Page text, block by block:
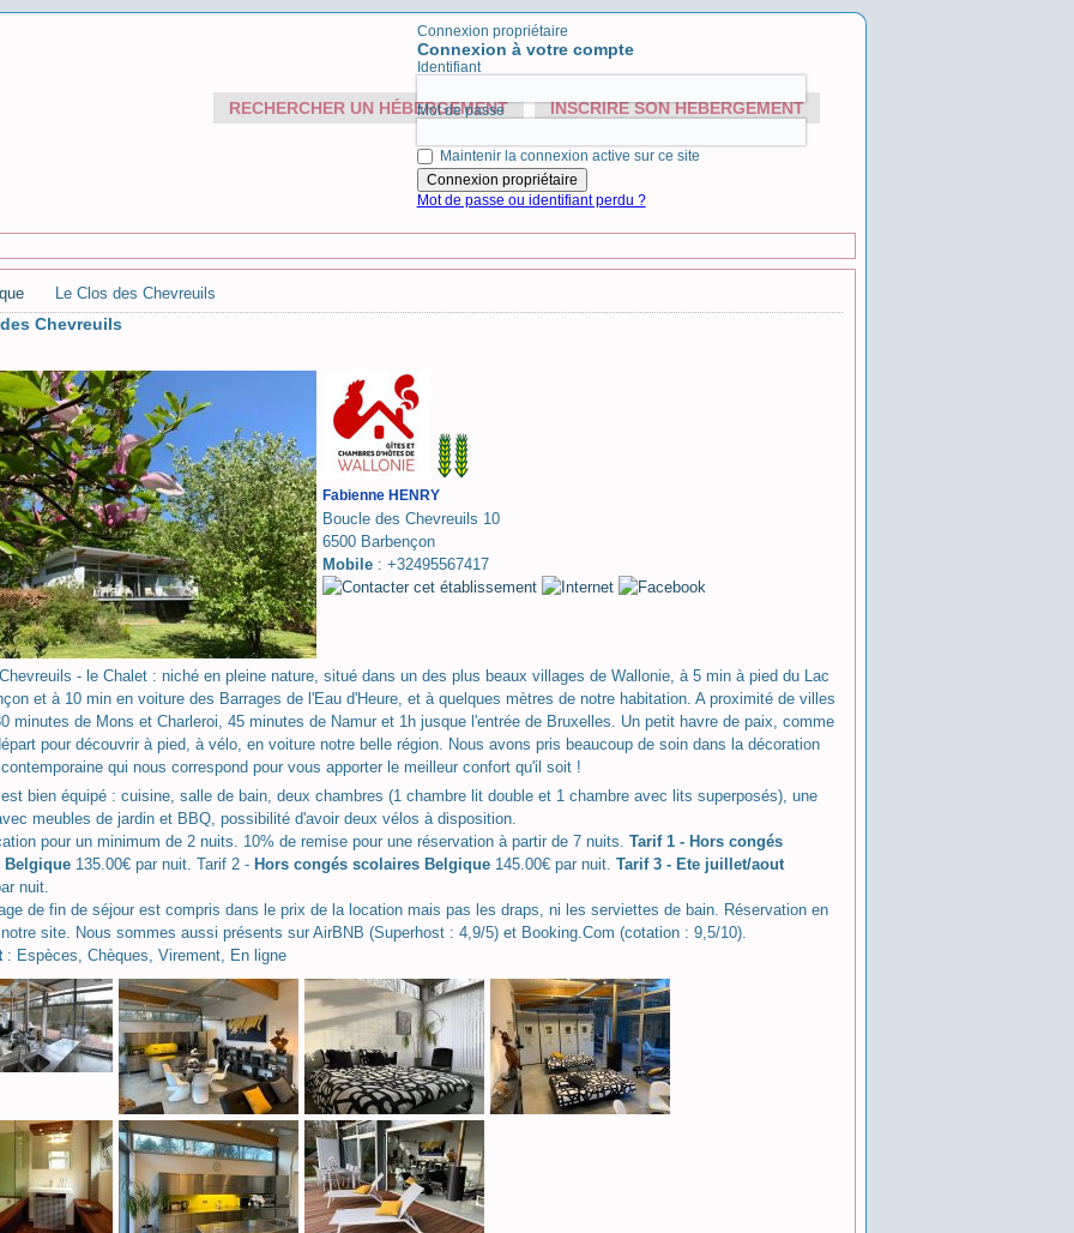
Connexion propriétaire
Connexion à votre compte
Identifiant
Mot de passe
Maintenir la connexion active sur ce site
Mot de passe ou identifiant perdu ?
RECHERCHER UN HÉBERGEMENT INSCRIRE SON HÉBERGEMENT
Le Clos des Chevreuils
Chevreuils
Fabienne HENRY
Boucle des Chevreuils 10
6500 Barbençon
Mobile : +32495567417
- le Chalet : niché en pleine nature, situé dans un des plus beaux villages de Wallonie, à 5 min à pied du Lac
et à 10 min en voiture des Barrages de l'Eau d'Heure, et à quelques mètres de notre habitation. A proximité de villes
minutes de Mons et Charleroi, 45 minutes de Namur et 1h jusque l'entrée de Bruxelles. Un petit havre de paix, comme
pour découvrir à pied, à vélo, en voiture notre belle région. Nous avons pris beaucoup de soin dans la décoration
qui nous correspond pour vous apporter le meilleur confort qu'il soit !
bien équipé : cuisine, salle de bain, deux chambres (1 chambre lit double et 1 chambre avec lits superposés), une
meubles de jardin et BBQ, possibilité d'avoir deux vélos à disposition.
pour un minimum de 2 nuits. 10% de remise pour une réservation à partir de 7 nuits. Tarif 1 - Hors congés
Belgique 135.00€ par nuit. Tarif 2 - Hors congés scolaires Belgique 145.00€ par nuit. Tarif 3 - Ete juillet/aout
nuit.
de fin de séjour est compris dans le prix de la location mais pas les draps, ni les serviettes de bain. Réservation en
site. Nous sommes aussi présents sur AirBNB (Superhost : 4,9/5) et Booking.Com (cotation : 9,5/10).
: Espèces, Chèques, Virement, En ligne